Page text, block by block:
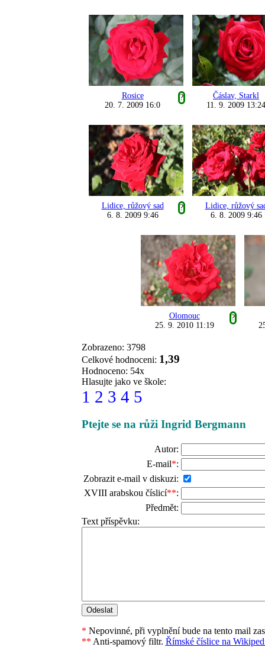
Rosice
?
20. 7. 2009 16:0
Čáslav, Starkl
11. 9. 2009 13:24
Lidice, růžový sad
?
6. 8. 2009 9:46
Lidice, růžový
6. 8. 2009 9:46
Olomouc
?
25. 9. 2010 11:19
Zobrazeno: 3798
Celkové hodnoceni: 1,39
Hodnoceno: 54x
Hlasujte jako ve škole:
1 2 3 4 5
Ptejte se na růži Ingrid Bergmann
Autor:
E-mail*:
Zobrazit e-mail v diskuzi:
XVIII arabskou číslicí**:
Předmět:
Text příspěvku:
* Nepovinné, při vyplnění bude na tento mail
** Anti-spamový filtr. Římské číslice na